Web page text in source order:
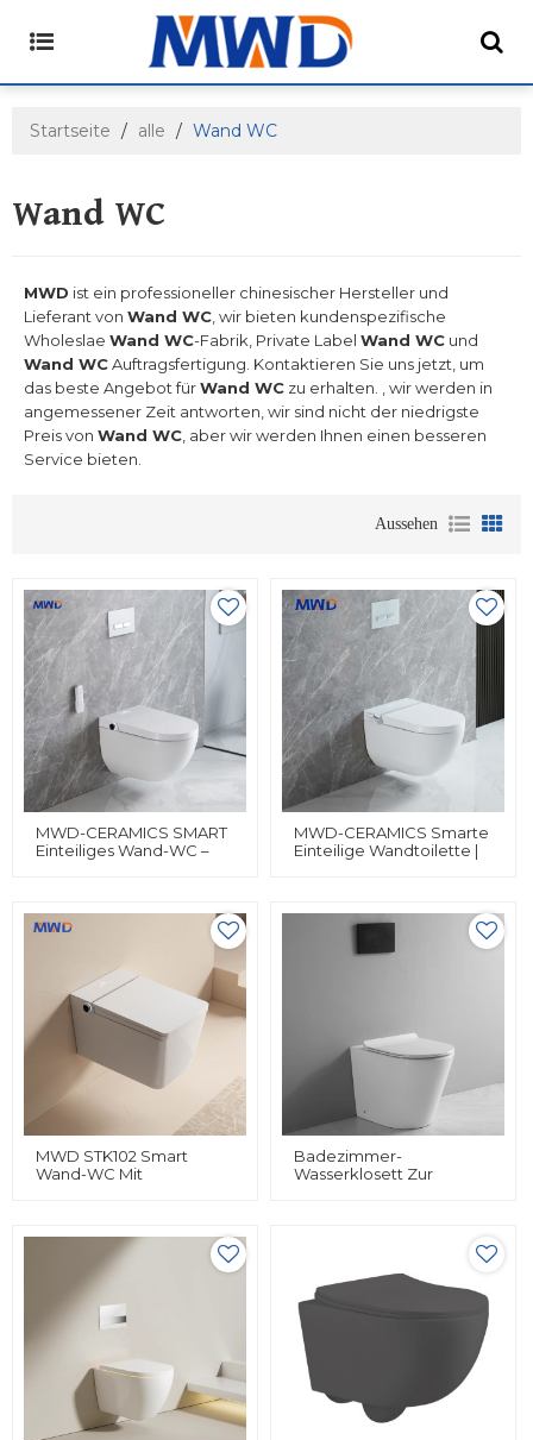
Startseite / alle / Wand WC
Wand WC
MWD ist ein professioneller chinesischer Hersteller und
Lieferant von Wand WC , wir bieten kundenspezifische
Wholeslae Wand WC-Fabrik, Private Label Wand WC und
Wand WCAuftragsfertigung. Kontaktieren Sie uns jetzt, um
das beste Angebot fürWand WC zu erhalten. , wir werden in
angemessener Zeit antworten, wir sind nicht der niedrigste
Preis von Wand WC , aber wir werden Ihnen einen besseren
Service bieten.
Aussehen
MWD-CERAMICS SMART
Einteiliges Wand-WC –
MWD-CERAMICS Smarte
Einteilige Wandtoilette |
Sicherheitsfunktionen
MWD STK102 Smart
Wand-WC Mit
Fernbedienung Und
Drehknopf | Weiß
Badezimmer-
Wasserklosett Zur